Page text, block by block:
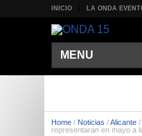
INICIO LA ONDA
MENU
Home / Noticias /Alicante /
representarán en mayo a